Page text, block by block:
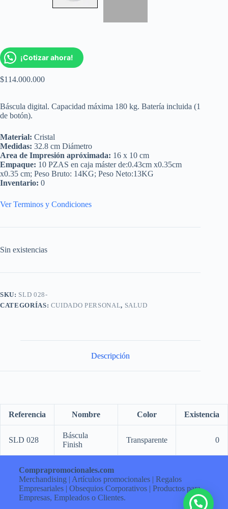
¡Cotizar ahora!
$114.000.000
Báscula digital. Capacidad máxima 180 kg. Batería incluida (1
de botón).
Material: Cristal
Medidas: 32.8 cm Diámetro
Area de Impresión apróximada: 16 x 10 cm
Empaque: 10 PZAS en caja máster de:0.43cm x0.35cm
x0.35 cm; Peso Bruto: 14KG; Peso Neto:13KG
Inventario: 0
Ver Terminos y Condiciones
Sin existencias
SKU: SLD 028-
CATEGORÍAS: CUIDADO PERSONAL, SALUD
Descripción
Referencia Nombre Color Existencia
SLD 028
Báscula
Finish
Transparente 0
Comprapromocionales.com
Merchandising | Artículos promocionales | Regalos
Empresariales | Obsequios Corporativos | Productos para
Empresas, Empleados o Clientes.